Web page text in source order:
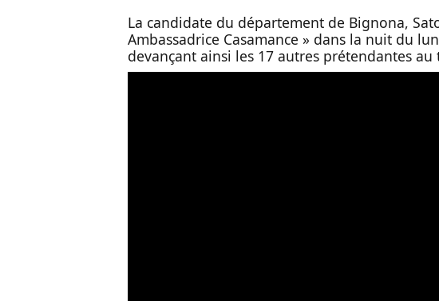
La candidate du département de Bignona,
Ambassadrice Casamance » dans la nuit du
devançant ainsi les 17 autres prétendantes au